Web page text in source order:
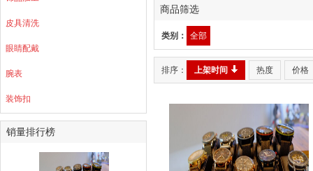
皮具清洗
眼睛配戴
腕表
装饰扣
销量排行榜
商品筛选
类别： 全部
排序： 上架时间 热度 价格